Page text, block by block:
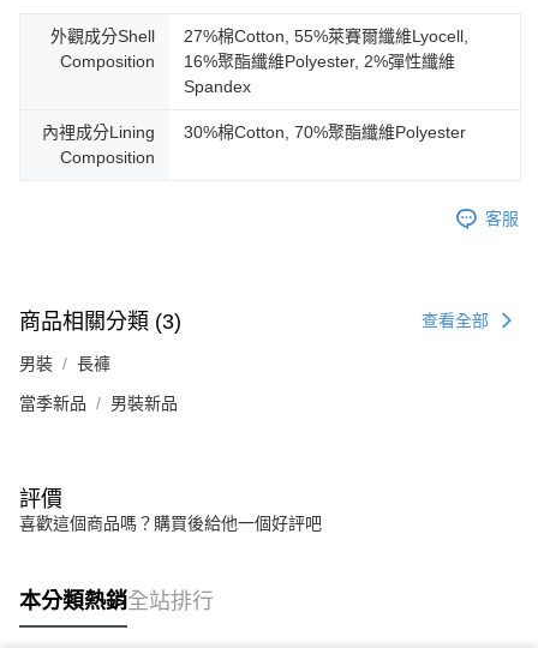
外觀成分Shell
Composition
27%棉Cotton, 55%萊賽爾纖維Lyocell,
16%聚酯纖維Polyester, 2%彈性纖維
Spandex
內裡成分Lining
Composition
30%棉Cotton, 70%聚酯纖維Polyester
客服
商品相關分類 (3) 查看全部
男裝 長褲
當季新品 男裝新品
評價
喜歡這個商品嗎？購買後給他一個好評吧
本分類熱銷全站排行